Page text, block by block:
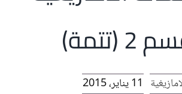
(تتمة)
11 يناير، 2015